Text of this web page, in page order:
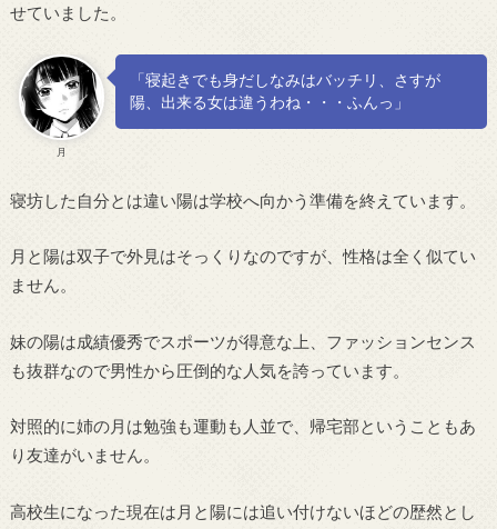
せていました。
月
「寝起きでも身だしなみはバッチリ、さすが
陽、出来る女は違うわね・・・ふんっ」
寝坊した自分とは違い陽は学校へ向かう準備を終えています。
月と陽は双子で外見はそっくりなのですが、性格は全く似てい
ません。
妹の陽は成績優秀でスポーツが得意な上、ファッションセンス
も抜群なので男性から圧倒的な人気を誇っています。
対照的に姉の月は勉強も運動も人並で、帰宅部ということもあ
り友達がいません。
高校生になった現在は月と陽には追い付けないほどの歴然とし